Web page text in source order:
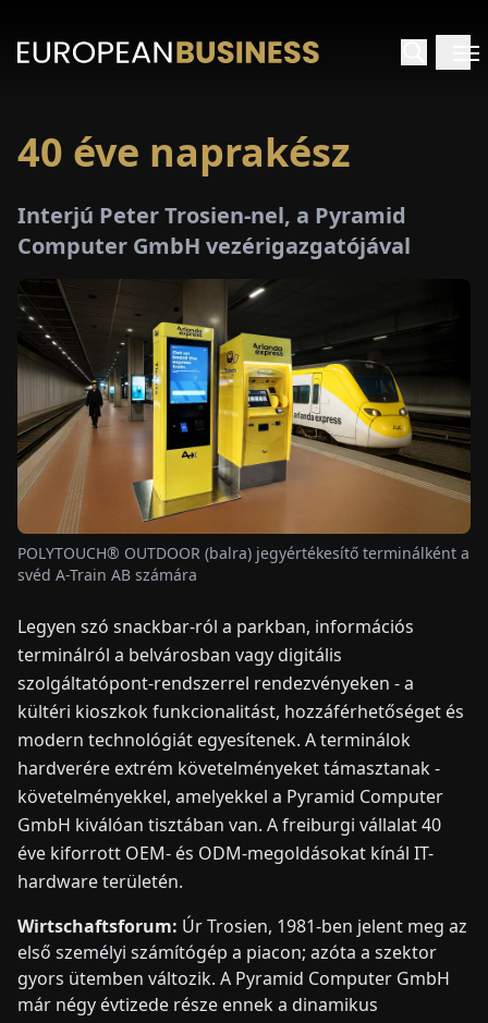
PAPÍR
HÍREK
ENDEFRESITNLPLHU
KAPCSOLAT
40 éve naprakész
Interjú Peter Trosien-nel, a Pyramid
Computer GmbH vezérigazgatójával
POLYTOUCH® OUTDOOR (balra) jegyértékesítő terminálként a
svéd A-Train AB számára
Legyen szó snackbar-ról a parkban, információs
terminálról a belvárosban vagy digitális
szolgáltatópont-rendszerrel rendezvényeken - a
kültéri kioszkok funkcionalitást, hozzáférhetőséget és
modern technológiát egyesítenek. A terminálok
hardverére extrém követelményeket támasztanak -
követelményekkel, amelyekkel a Pyramid Computer
GmbH kiválóan tisztában van. A freiburgi vállalat 40
éve kiforrott OEM- és ODM-megoldásokat kínál IT-
hardware területén.
Wirtschaftsforum: Úr Trosien, 1981-ben jelent meg az
első személyi számítógép a piacon; azóta a szektor
gyors ütemben változik. A Pyramid Computer GmbH
már négy évtizede része ennek a dinamikus